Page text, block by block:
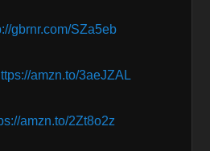
gbrnr.com/SZa5eb
amzn.to/3aeJZAL
amzn.to/2Zt8o2z